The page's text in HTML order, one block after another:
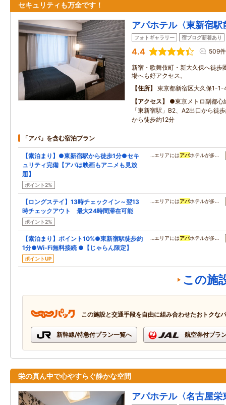
セキュリティも万全です！
アパホテル〈東新宿駅
フォトギャラリー 宿ブログ新着あり
4.4 509件
新宿・歌舞伎町・新大久保へ徒歩
場へも好アクセス。
住所
東京都新宿区大久保1-1-
アクセス
●東京メトロ副都心
「東新宿駅」B2、A2出口から徒
から徒歩約12分
「アパ」を含む宿泊プラン
【素泊まり】●東新宿駅から徒歩1分●セキ
ュリティ完備【アパは映画もアニメも見放
題】
ポイント2%
…エリアにはアパホテルが多…
【ロングステイ】13時チェックイン～翌13
時チェックアウト 最大24時間滞在可能
ポイント2%
…エリアにはアパホテルが多…
【素泊まり】ポイント10%●東新宿駅徒歩約
1分●Wi-Fi無料接続 ●【じゃらん限定】
ポイントUP
…エリアにはアパホテルが多…
この施
この施設と交通手段を自由に組み合わせたおトクな
新幹線/特急付プラン一覧へ 航空券付プラ
栄の真ん中で心やすらぐ静かな空間
アパホテル〈名古屋栄